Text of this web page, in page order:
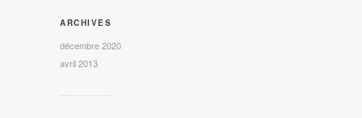
ARCHIVES
décembre 2020
avril 2013